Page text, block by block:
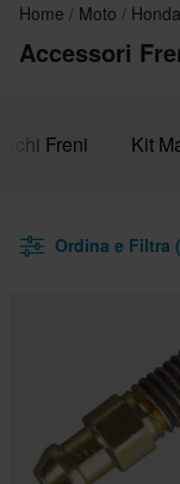
Home Moto Honda
Accessori
Freni Kit
Ordina e Filtra